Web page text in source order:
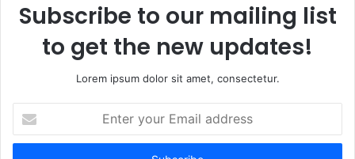
Subscribe to our mailing list
to get the new updates!
Lorem ipsum dolor sit amet, consectetur.
your
Email